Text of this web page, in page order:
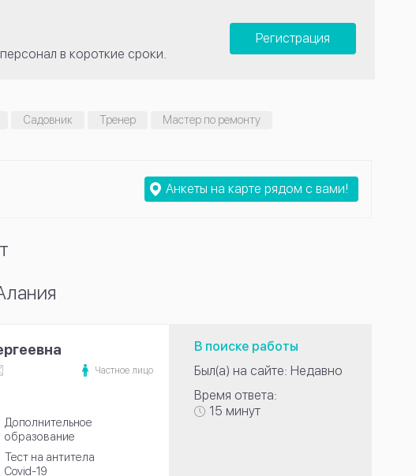
в короткие сроки.
Регистрация
Садовник Тренер
Мастер по ремонту
Анкеты на карте рядом с вами!
Частное лицо
Дополнительное
образование
Тест на антитела
Covid-19
В поиске работы
Был(а) на сайте: Недавно
Время ответа:
15 минут